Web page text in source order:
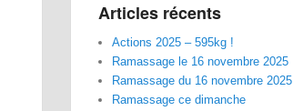
Articles récents
Actions 2025 – 595kg !
Ramassage le 16 novembre 2025
Ramassage du 16 novembre 2025
Ramassage ce dimanche